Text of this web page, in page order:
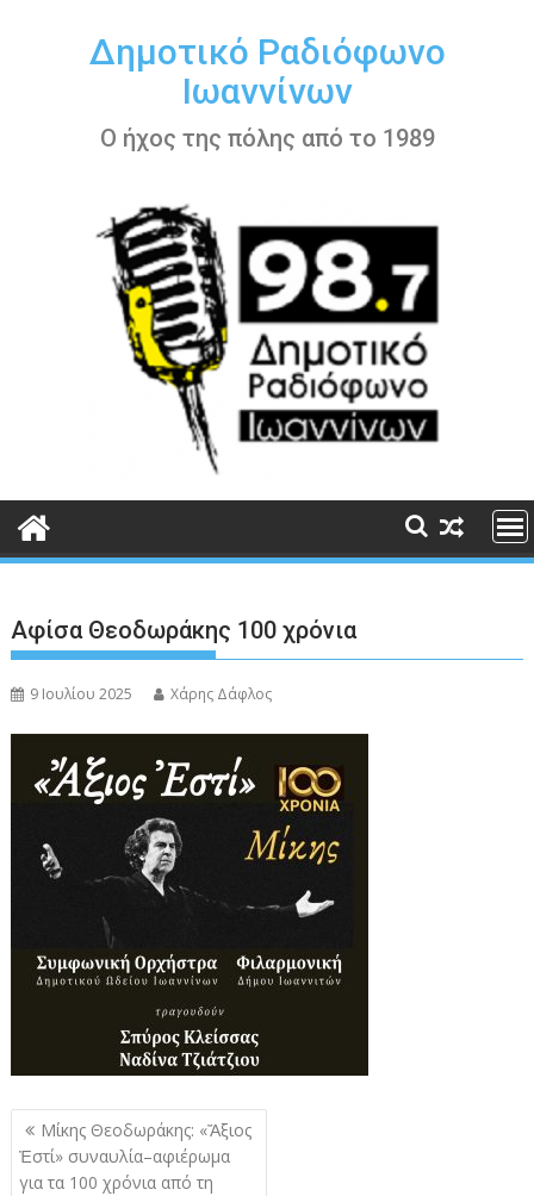
περιεχόμενοΔημοτικό Ραδιόφωνο
Ιωαννίνων
Ο ήχος της πόλης από το 1989
Αφίσα Θεοδωράκης 100 χρόνια
9 Ιουλίου 2025 Χάρης Δάφλος
Πλοήγηση
άρθρων
Μίκης Θεοδωράκης: «Ἄξιος
Ἐστί» συναυλία–αφιέρωμα
για τα 100 χρόνια από τη